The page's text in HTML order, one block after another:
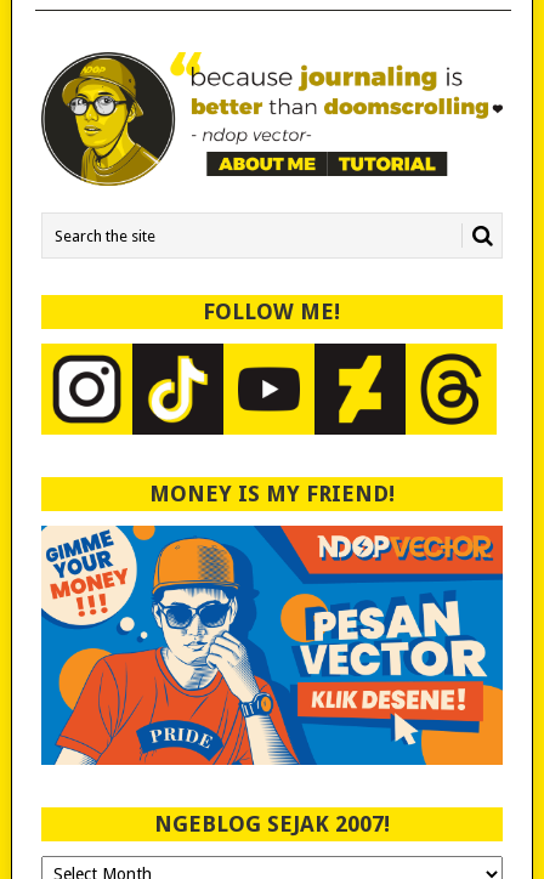
FOLLOW ME!
MONEY IS MY FRIEND!
NGEBLOG SEJAK 2007!
Ngeblog